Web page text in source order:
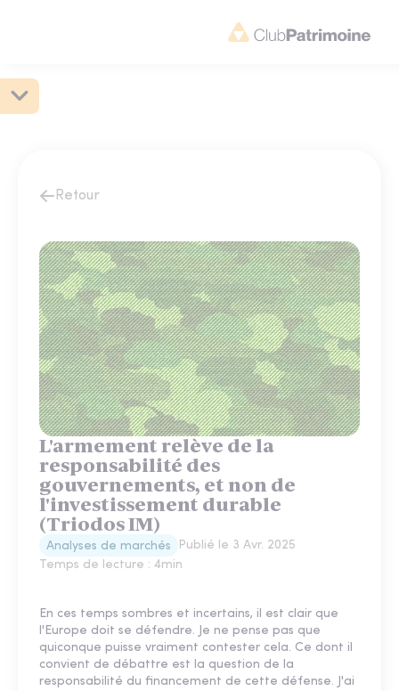
Retour
L'armement relève de la
responsabilité des
gouvernements, et non de
l'investissement durable
(Triodos IM)
Analyses de marchés Publié le 3 Avr. 2025
Temps de lecture : 4min
En ces temps sombres et incertains, il est clair que
l'Europe doit se défendre. Je ne pense pas que
quiconque puisse vraiment contester cela. Ce dont il
convient de débattre est la question de la
responsabilité du financement de cette défense. J'ai